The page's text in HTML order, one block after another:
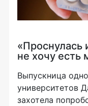
«Проснулась
не хочу есть
Выпускница
университетов
захотела